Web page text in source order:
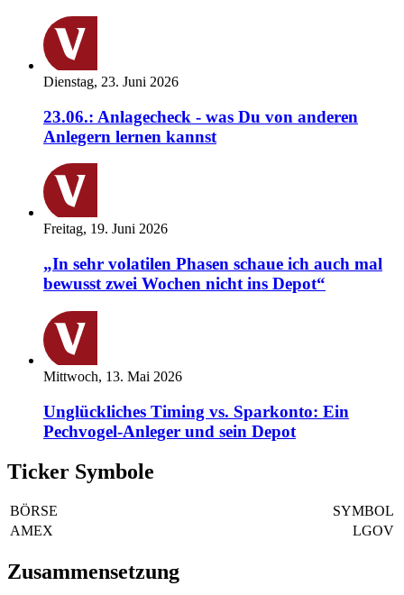
Dienstag, 23. Juni 2026
23.06.: Anlagecheck - was Du von anderen
Anlegern lernen kannst
Freitag, 19. Juni 2026
„In sehr volatilen Phasen schaue ich auch mal
bewusst zwei Wochen nicht ins Depot“
Mittwoch, 13. Mai 2026
Unglückliches Timing vs. Sparkonto: Ein
Pechvogel-Anleger und sein Depot
Ticker Symbole
BÖRSE
SYMBOL
AMEX
LGOV
Zusammensetzung